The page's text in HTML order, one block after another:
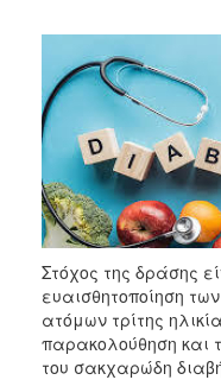
Στόχος της δράσης
ευαισθητοποίηση
ατόμων τρίτης
παρακολούθηση και
του σακχαρώδη